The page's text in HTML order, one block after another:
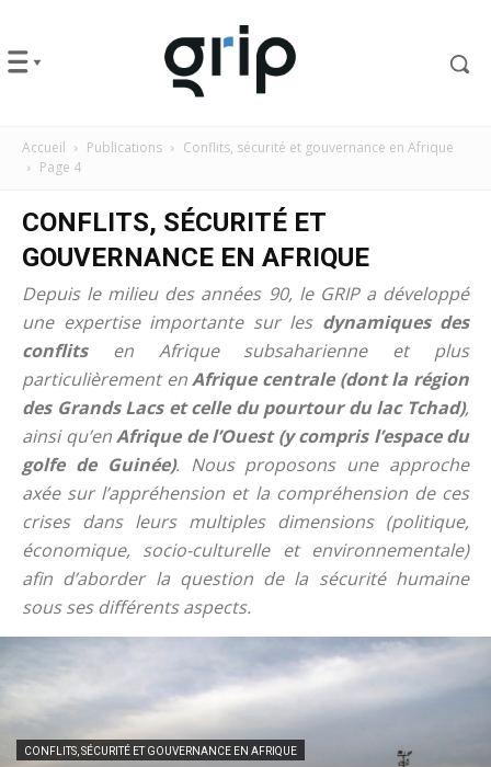
Accueil Publications
Conflits, sécurité et gouvernance en Afrique
Page 4
CONFLITS, SÉCURITÉ ET
GOUVERNANCE EN AFRIQUE
Depuis le milieu des années 90, le GRIP a développé
une expertise importante sur les dynamiques des
conflits en Afrique subsaharienne et plus
particulièrement enAfrique centrale (dont la région
des Grands Lacs et celle du pourtour du lac Tchad),
ainsi qu’enAfrique de l’Ouest (y compris l’espace du
golfe de Guinée). Nous proposons une approche
axée sur l’appréhension et la compréhension de ces
crises dans leurs multiples dimensions (politique,
économique, socio-culturelle et environnementale)
afin d’aborder la question de la sécurité humaine
sous ses différents aspects.
CONFLITS, SÉCURITÉ ET GOUVERNANCE EN AFRIQUE